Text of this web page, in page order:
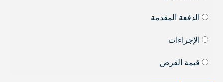
الدفعة المقدمة
الإجراءات
قيمة القرض